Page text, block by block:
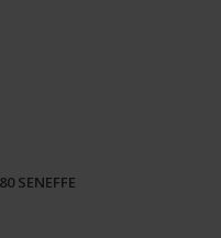
SENEFFE